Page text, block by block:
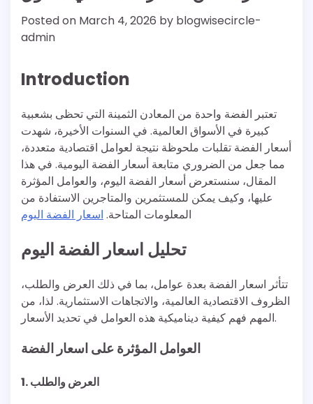
Posted on March 4, 2026 by blogwisecircle-
admin
Introduction
تعتبر الفضة واحدة من المعادن الثمينة التي تحظى بشعبية
كبيرة في الأسواق العالمية. في السنوات الأخيرة، شهدت
أسعار الفضة تقلبات ملحوظة نتيجة لعوامل اقتصادية متعددة،
مما جعل من الضروري متابعة أسعار الفضة اليومية. في هذا
المقال، سنستعرض أسعار الفضة اليوم، والعوامل المؤثرة
عليها، وكيف يمكن للمستثمرين والمتاجرين الاستفادة من
المعلومات المتاحة. اسعار الفضة اليوم
تحليل اسعار الفضة اليوم
تتأثر اسعار الفضة بعدة عوامل، بما في ذلك العرض والطلب،
الظروف الاقتصادية العالمية، والاتجاهات الاستثمارية. لذا، من
المهم فهم كيفية ديناميكية هذه العوامل في تحديد الأسعار.
العوامل المؤثرة على اسعار الفضة
1. العرض والطلب